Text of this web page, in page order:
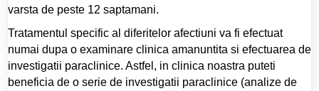
varsta de peste 12 saptamani.
Tratamentul specific al diferitelor afectiuni va fi efectuat
numai dupa o examinare clinica amanuntita si efectuarea de
investigatii paraclinice. Astfel, in clinica noastra puteti
beneficia de o serie de investigatii paraclinice (analize de